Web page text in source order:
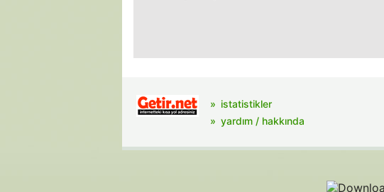
istatistikler
yardım / hakkında